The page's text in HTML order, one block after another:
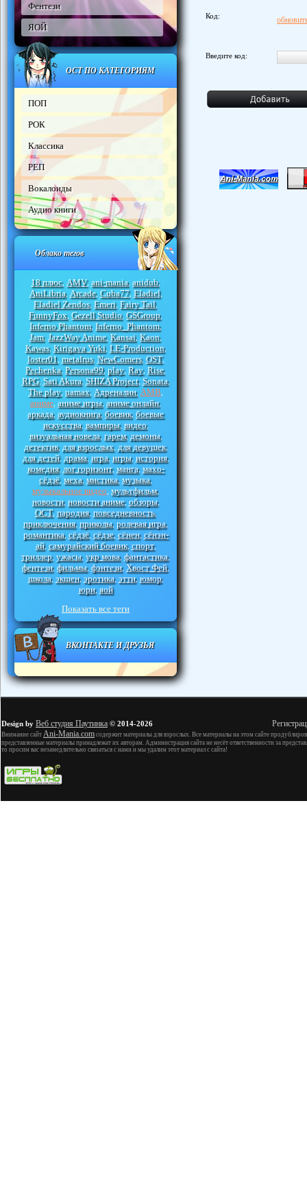
Фентези
ЯОЙ
ОСТ ПО КАТЕГОРИЯМ
ПОП
РОК
Классика
РЕП
Вокалоиды
Аудио книги
Облако тегов
18 плюс, AMV, ani-mania, anidub,
AniLibria, Arcade, Cuba77, Eladiel,
Eladiel Zendos, Emeri, Fairy Tail,
FunnyFox, Gezell Studio, GSGroup,
Inferno Phantom, Inferno_Phantom,
Jam, JazzWay Anime, Kansai, Kaon,
Kawas, Kirigava Yuki, LE-Production,
loster01, metalrus, NewComers, OST,
Pechenka, Persona99, play, Ray, Rise,
RPG, Sati Akura, SHIZA Project, Sonata,
The play, uamax, Адреналин, АМВ
аниме аниме игры, аниме онлайн,
аркада, аудиокнига, боевик, боевые
искусства, вампиры, видео,
визуальная новела, гарем, демоны,
детектив, для взрослых, для девушек,
для детей, драма, игра, игры, история,
комедия, лог горизонт, манга, махо-
сёдзё, меха, мистика, музыка,
музыкальное видео мультфильм,
новости, новости аниме, обзоры,
ОСТ, пародия, повседневность,
приключения, приколы, ролевая игра,
романтика, сёдзё, сёдзе, сёнен, сёнэн-
ай, самурайский боевик, спорт,
триллер, ужасы, укр мова, фантастика,
фентези, фильмы, фэнтези, Хвост Фей,
школа, экшен, эротика, этти, юмор,
юри, яой
Показать все теги
ВКОНТАКТЕ И ДРУЗЬЯ
Код:
Введите код:
Design by Веб студия Паутинка © 2014-2026
Внимание сайт Ani-Mania.com содержит материалы для взрослых. Все материалы на этом сайте
представленные материалы принадлежат их авторам. Администрация сайта не несёт ответственности за
то просим вас незамедлительно связаться с нами и мы удалим этот материал с сайта!